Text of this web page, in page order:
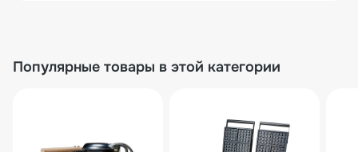
Популярные товары в этой категории